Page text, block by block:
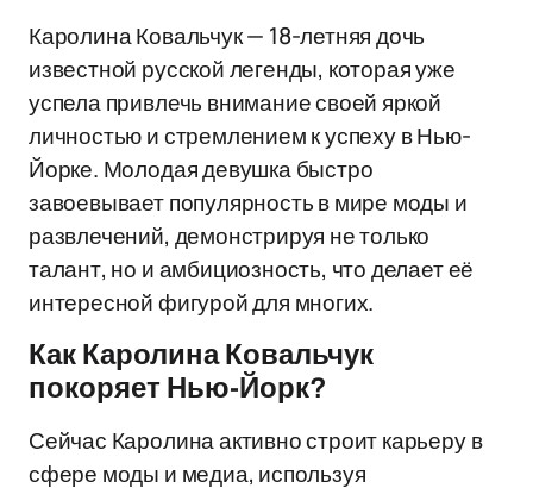
Каролина Ковальчук — 18-летняя дочь
известной русской легенды, которая уже
успела привлечь внимание своей яркой
личностью и стремлением к успеху в Нью-
Йорке. Молодая девушка быстро
завоевывает популярность в мире моды и
развлечений, демонстрируя не только
талант, но и амбициозность, что делает её
интересной фигурой для многих.
Как Каролина Ковальчук
покоряет Нью-Йорк?
Сейчас Каролина активно строит карьеру в
сфере моды и медиа, используя